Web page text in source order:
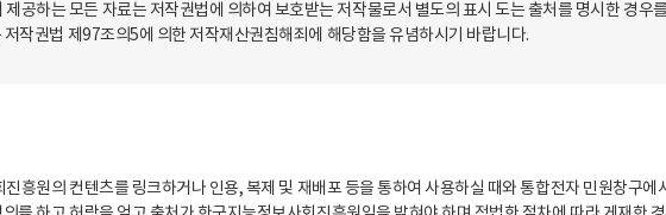
공하는 모든 자료는 저작권법에 의하여 보호받는 저작물로서 별도의 표시 도는 출처를 명시한 경
작권법 제97조의5에 의한 저작재산권침해죄에 해당함을 유념하시기 바랍니다.
흥원의 컨텐츠를 링크하거나 인용, 복제 및 재배포 등을 통하여 사용하실 때와 통합전자 민원창구